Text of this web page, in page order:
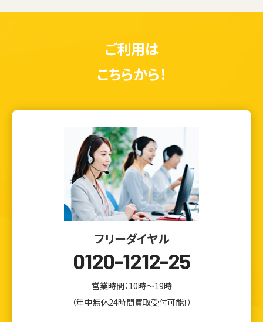
ご利用は
こちらから！
フリーダイヤル
0120-1212-25
営業時間：10時～19時
（年中無休24時間買取受付可能！）